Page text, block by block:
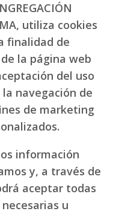
utiliza cookies
finalidad de
la página web
del uso
navegación de
de marketing
información
y, a través de
aceptar todas
u